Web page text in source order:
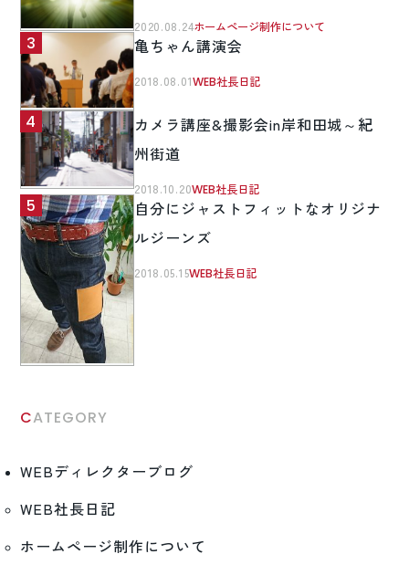
2020.08.24ホームページ制作について
亀ちゃん講演会
2018.08.01WEB社長日記
カメラ講座&撮影会in岸和田城～紀
州街道
2018.10.20WEB社長日記
自分にジャストフィットなオリジナ
ルジーンズ
2018.05.15WEB社長日記
CATEGORY
WEBディレクターブログ
WEB社長日記
ホームページ制作について